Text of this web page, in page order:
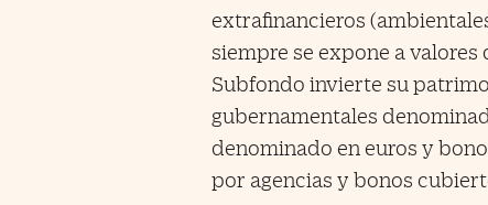
extrafinancieros
siempre se expone a valores
Subfondo invierte su
gubernamentales
denominado en euros y
por agencias y bonos